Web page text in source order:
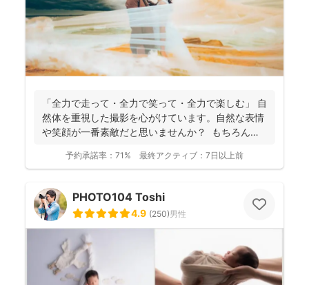
「全力で走って・全力で笑って・全力で楽しむ」 自
然体を重視した撮影を心がけています。自然な表情
や笑顔が一番素敵だと思いませんか？ もちろん、
予約承諾率： 71% 最終アクティブ： 7日以上前
PHOTO104 Toshi
4.9 (250)男性